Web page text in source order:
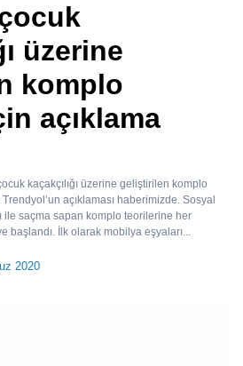
üzerine
komplo
açıklama
kaçakçılığı üzerine geliştirilen komplo
açıklaması haberimizde. Sosyal
ile saçma sapan komplo teorilerine her
başlandı. İlk olarak mobilya eşyaları...
2020